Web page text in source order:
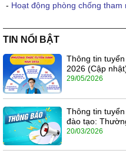
- Hoạt động phòng chống tham
TIN NỔI BẬT
Thông tin
2026 (Cập
29/05/2026
Thông tin
đào tạo:
20/03/2026